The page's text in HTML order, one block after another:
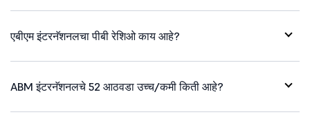
एबीएम इंटरनॅशनलचा पीबी रेशिओ काय आहे?
ABM इंटरनॅशनलचे 52 आठवडा उच्च/कमी किती आहे?